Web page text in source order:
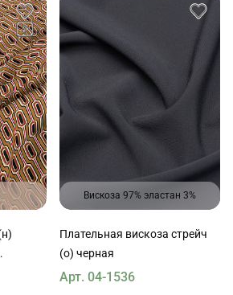
Вискоза 97% эластан 3%
Плательная вискоза стрейч
(о) черная
Арт. 04-1536